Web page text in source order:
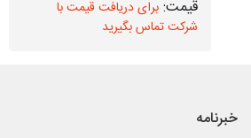
برای دریافت قیمت با
شرکت تماس بگیرید
خبرنامه